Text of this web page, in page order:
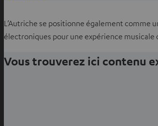
i
d
L’Autriche se positionne également comme
électroniques pour une expérience
Vous trouverez ici contenu